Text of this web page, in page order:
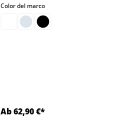
Color del marcoselect
Ab 62,90 €*